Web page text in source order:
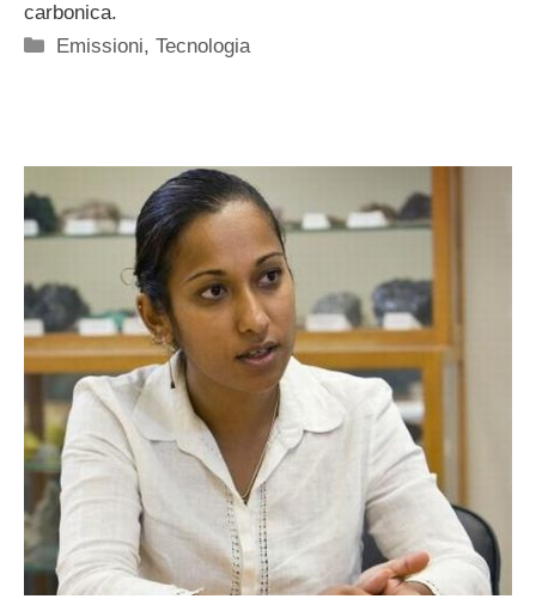
carbonica.
Categorie
Emissioni,Tecnologia